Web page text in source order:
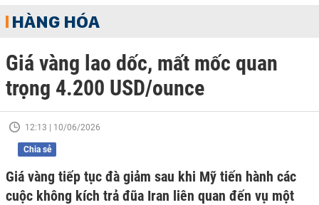
HÀNG HÓA
Giá vàng lao dốc, mất mốc quan
trọng 4.200 USD/ounce
12:13 | 10/06/2026
Chia sẻ
Giá vàng tiếp tục đà giảm sau khi Mỹ tiến hành các
cuộc không kích trả đũa Iran liên quan đến vụ một